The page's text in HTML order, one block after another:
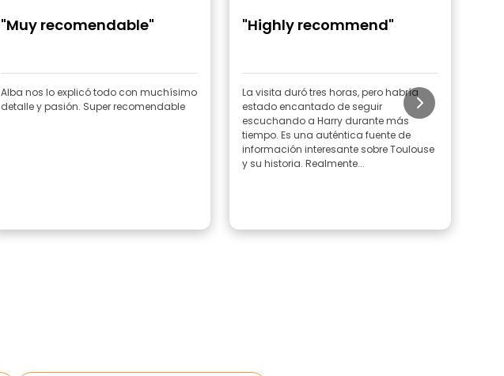
"Muy recomendable"
Alba nos lo explicó todo con muchísimo
detalle y pasión. Super recomendable
"Highly recommend"
La visita duró tres horas, pero habría
estado encantado de seguir
escuchando a Harry durante más
tiempo. Es una auténtica fuente de
información interesante sobre Toulouse
y su historia. Realmente...